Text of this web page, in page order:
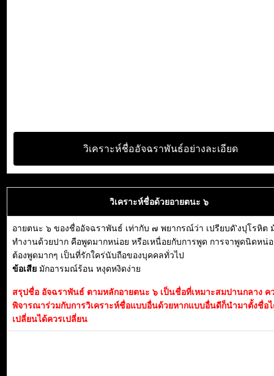
วิเคราะห์ชื่ออัจฉราพันธ์อย่างละเอียด
วิเคราะห์ชื่อด้วยอายตนะ ๖
อายตนะ ๖ ของชื่ออัจฉราพันธ์ เท่ากับ ๗ พยากรณ์ว่า เปรียบดั'งปุโรหิต
ทำงานด้วยปาก คือพูดมากหน่อย หรือเหนื่อยกับการพูด การจาพูดนิดหน่
ต้องพูดมากๆ เป็นที่รักใคร่นับถือของบุคคลทั่วไป
ข้อเสีย มักอารมณ์ร้อน หงุดหงิดง่าย
สรุปชื่อ อัจฉราพันธ์ ตามหลักอายตนะ ๖ เป็นชื่อที่เหมาะสมปานกลาง ค
พิจารณาร่วมกับการวิเคราะห์ชื่อแบบอื่นด้วยหากแบบอื่นดีก็นำมาตั้งชื่อ
เปลี่ยนได้ควรเปลี่ยน